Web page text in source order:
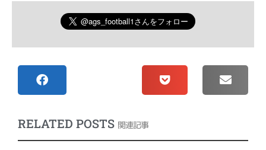
RELATED POSTS 関連記事